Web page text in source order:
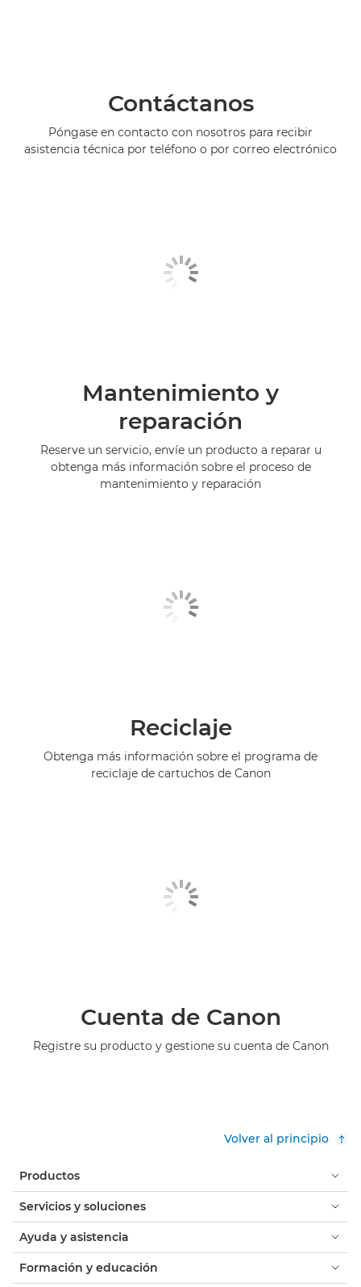
Contáctanos
Póngase en contacto con nosotros para recibir
asistencia técnica por teléfono o por correo electrónico
Mantenimiento y
reparación
Reserve un servicio, envíe un producto a reparar u
obtenga más información sobre el proceso de
mantenimiento y reparación
Reciclaje
Obtenga más información sobre el programa de
reciclaje de cartuchos de Canon
Cuenta de Canon
Registre su producto y gestione su cuenta de Canon
Volver al principio
Productos
Servicios y soluciones
Ayuda y asistencia
Formación y educación